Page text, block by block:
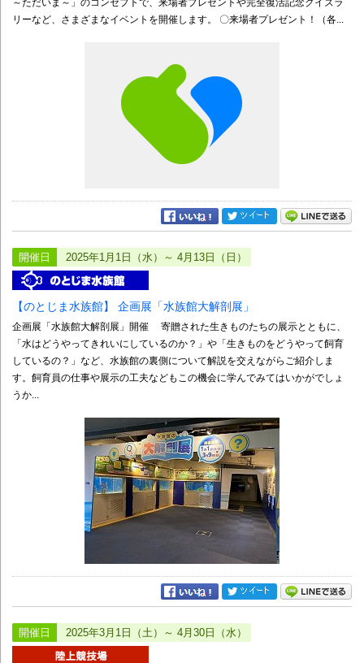
リーなど、さまざまなイベントを開催します。 〇来場者プレゼント！（各...
開催日 2025年1月1日（水）～ 4月13日（日）
【のとじま水族館】 企画展「水族館大解剖展」
企画展「水族館大解剖展」開催 寄贈された生きものたちの展示とともに、
「水はどうやってきれいにしているのか？」や「生きものをどうやって飼育
しているの？」など、水族館の裏側について解説を交えながらご紹介しま
す。飼育員の仕事や展示の工夫などもこの機会に学んでみてはいかがでしょ
うか...
開催日 2025年3月1日（土）～ 4月30日（水）